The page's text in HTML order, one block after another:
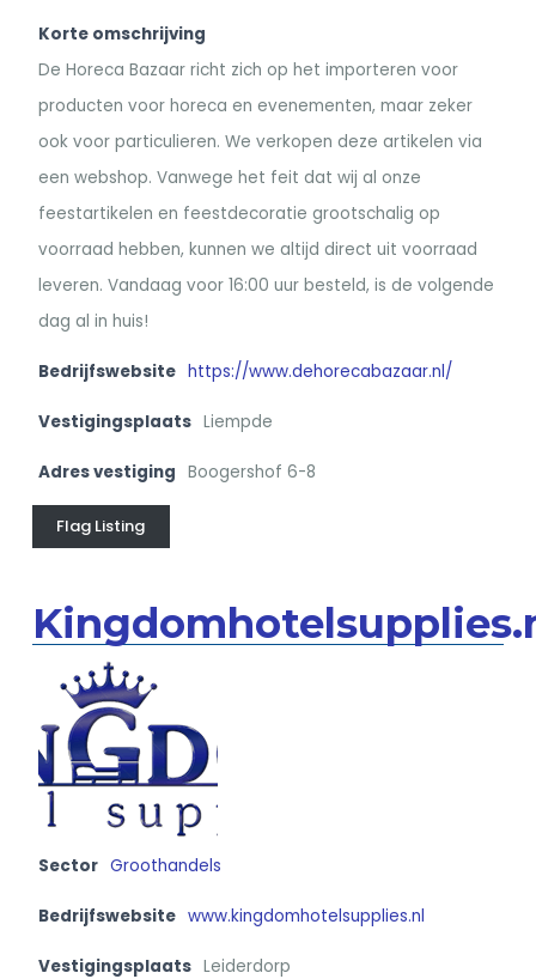
Korte omschrijving
De Horeca Bazaar richt zich op het importeren voor
producten voor horeca en evenementen, maar zeker
ook voor particulieren. We verkopen deze artikelen via
een webshop. Vanwege het feit dat wij al onze
feestartikelen en feestdecoratie grootschalig op
voorraad hebben, kunnen we altijd direct uit voorraad
leveren. Vandaag voor 16:00 uur besteld, is de volgende
dag al in huis!
Bedrijfswebsite https://www.dehorecabazaar.nl/
Vestigingsplaats Liempde
Adres vestiging Boogershof 6-8
Flag Listing
Sector Groothandels
Bedrijfswebsite www.kingdomhotelsupplies.nl
Vestigingsplaats Leiderdorp